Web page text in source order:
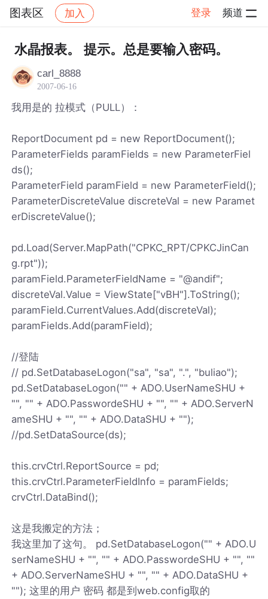
图表区 加入 登录 频道
社区 图表区 帖子详情
水晶报表。 提示。总是要输入密码。
carl_8888
2007-06-16
我用是的 拉模式（PULL）：
ReportDocument pd = new ReportDocument();
ParameterFields paramFields = new ParameterFiel
ds();
ParameterField paramField = new ParameterField();
ParameterDiscreteValue discreteVal = new Paramet
erDiscreteValue();
pd.Load(Server.MapPath("CPKC_RPT/CPKCJinCan
g.rpt"));
paramField.ParameterFieldName = "@andif";
discreteVal.Value = ViewState["vBH"].ToString();
paramField.CurrentValues.Add(discreteVal);
paramFields.Add(paramField);
//登陆
// pd.SetDatabaseLogon("sa", "sa", ".", "buliao");
pd.SetDatabaseLogon("" + ADO.UserNameSHU +
"", "" + ADO.PasswordeSHU + "", "" + ADO.ServerN
ameSHU + "", "" + ADO.DataSHU + "");
//pd.SetDataSource(ds);
this.crvCtrl.ReportSource = pd;
this.crvCtrl.ParameterFieldInfo = paramFields;
crvCtrl.DataBind();
这是我搬定的方法；
我这里加了这句。 pd.SetDatabaseLogon("" + ADO.U
serNameSHU + "", "" + ADO.PasswordeSHU + "", ""
+ ADO.ServerNameSHU + "", "" + ADO.DataSHU +
""); 这里的用户 密码 都是到web.config取的